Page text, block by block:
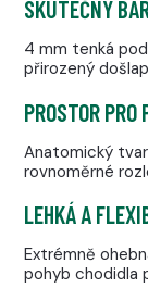
SKUTEČNÝ
4 mm tenká
přirozený došlap
PROSTOR
Anatomický
rovnoměrné
LEHKÁ A
Extrémně
pohyb chodidla